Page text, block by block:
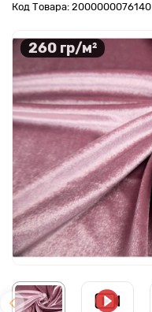
Код Товара: 2000000076140
260 гр/м²